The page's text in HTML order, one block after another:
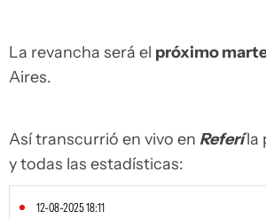
La revancha será el próximo
Aires.
Así transcurrió en vivo en Referíla
y todas las estadísticas:
12-08-2025 18:11